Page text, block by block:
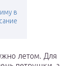
в
летом. Для